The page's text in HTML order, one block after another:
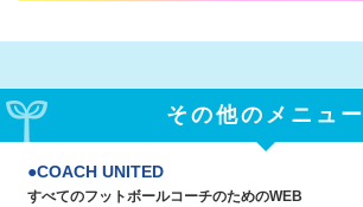
その他のメニュー
COACH UNITED
すべてのフットボールコーチのためのWEB